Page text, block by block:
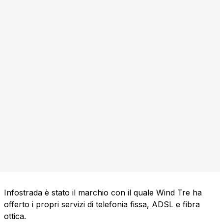
Infostrada è stato il marchio con il quale Wind Tre ha
offerto i propri servizi di telefonia fissa, ADSL e fibra
ottica.